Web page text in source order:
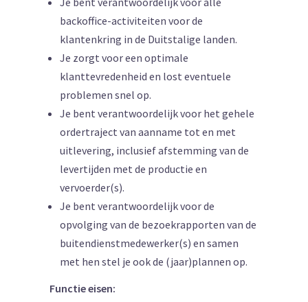
backoffice-activiteiten voor de
klantenkring in de Duitstalige landen.
Je zorgt voor een optimale
klanttevredenheid en lost eventuele
problemen snel op.
Je bent verantwoordelijk voor het gehele
ordertraject van aanname tot en met
uitlevering, inclusief afstemming van de
levertijden met de productie en
vervoerder(s).
Je bent verantwoordelijk voor de
opvolging van de bezoekrapporten van de
buitendienstmedewerker(s) en samen
met hen stel je ook de (jaar)plannen op.
Functie eisen: